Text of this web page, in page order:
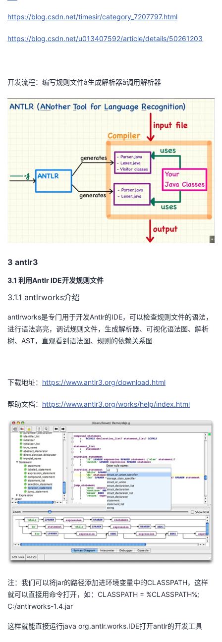
https://blog.csdn.net/timesir/category_7207797.html
https://blog.csdn.net/u013407592/article/details/50261203
开发流程：编写规则文件à生成解析器à调用解析器
3 antlr3
3.1 利用Antlr IDE开发规则文件
3.1.1 antlrworks介绍
antlrworks是专门用于开发Antlr的IDE，可以检查规则文件的语法，
进行语法高亮，调试规则文件，生成解析器、可视化语法图、解析
树、 AST，直观看到语法图、规则的依赖关系图
下载地址： https://www.antlr3.org/download.html
帮助文档： https://www.antlr3.org/works/help/index.html
注：我们可以将jar的路径添加进环境变量中的CLASSPATH，这样
就可以直接用命令打开，如： CLASSPATH = %CLASSPATH%;
C:/antlrworks-1.4.jar
这样就能直接运行java org.antlr.works.IDE打开antlr的开发工具